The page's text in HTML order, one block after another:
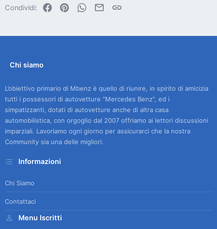
Condividi: FacebookPinterestWhatsApp
Email
Chi siamo
L’obiettivo primario di Mbenz è quello di riunire, in spirito di amicizia
tutti i possessori di autovetture “Mercedes Benz”, ed i
simpatizzanti, dotati di autovetture anche di altra casa
automobilistica, con orgoglio dal 2007 offriamo ai lettori discussioni
imparziali. Lavoriamo ogni giorno per assicurarci che la nostra
Community sia una delle migliori.
Informazioni
Chi Siamo
Contattaci
Menu Iscritti